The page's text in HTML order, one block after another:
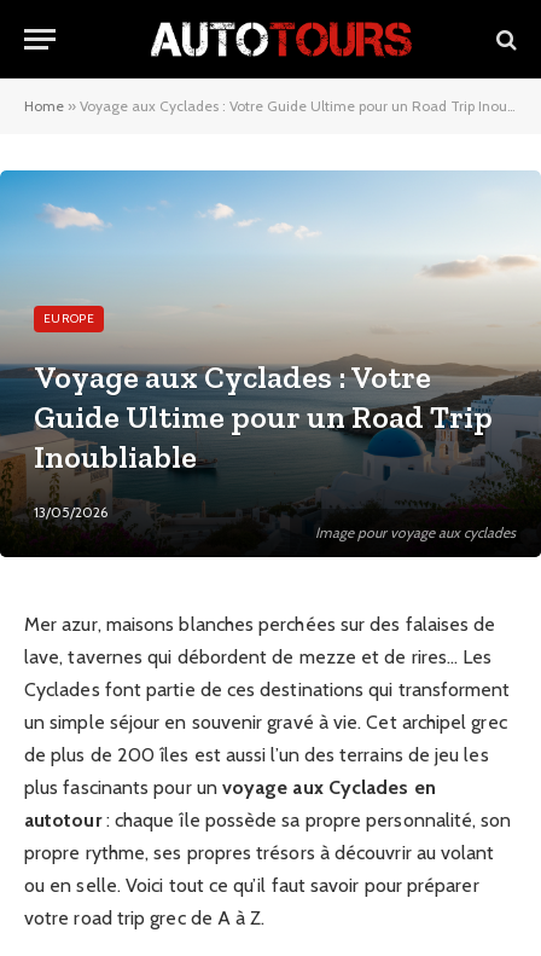
Home » Voyage aux Cyclades : Votre Guide Ultime pour un Road Trip Inoubliable
Image pour voyage aux cyclades
EUROPE
Voyage aux Cyclades : Votre
Guide Ultime pour un Road Trip
Inoubliable
13/05/2026
Mer azur, maisons blanches perchées sur des falaises de
lave, tavernes qui débordent de mezze et de rires… Les
Cyclades font partie de ces destinations qui transforment
un simple séjour en souvenir gravé à vie. Cet archipel grec
de plus de 200 îles est aussi l’un des terrains de jeu les
plus fascinants pour un voyage aux Cyclades en
autotour: chaque île possède sa propre personnalité, son
propre rythme, ses propres trésors à découvrir au volant
ou en selle. Voici tout ce qu’il faut savoir pour préparer
votre road trip grec de A à Z.